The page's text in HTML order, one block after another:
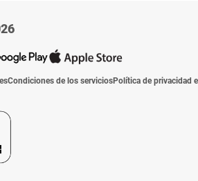
Condiciones de los serviciosPolítica de privacidad